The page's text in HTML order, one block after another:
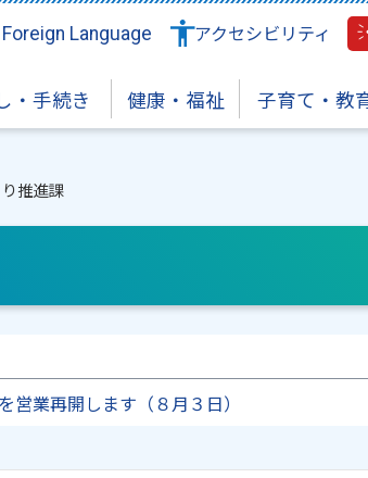
Foreign Language アクセシビリティ
・手続き 健康・福祉 子育て・教
推進課
営業再開します（８月３日）